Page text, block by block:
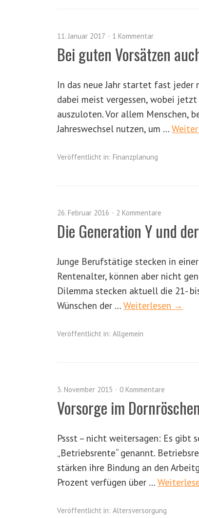
11. Januar 2017 1 Kommentar
Bei guten Vorsätzen
In das neue Jahr startet fast jeder
dabei meist vergessen, wobei
auszuloten. Vor allem Menschen,
Jahreswechsel nutzen, um …
Veröffentlicht in: Finanzplanung
26. Februar 2016 2 Kommentare
Die Generation Y und
Junge Berufstätige stecken in
Rentenalter, können aber nicht
Dilemma stecken aktuell die 21-
Wünschen der … Weiterlesen →
Veröffentlicht in: Allgemein
3. November 2015 0 Kommentare
Vorsorge im
Pssst – nicht weitersagen: Es gibt
„Betriebsrente“ genannt.
stärken ihre Bindung an den
Prozent verfügen über …
Veröffentlicht in: Altersversorgung